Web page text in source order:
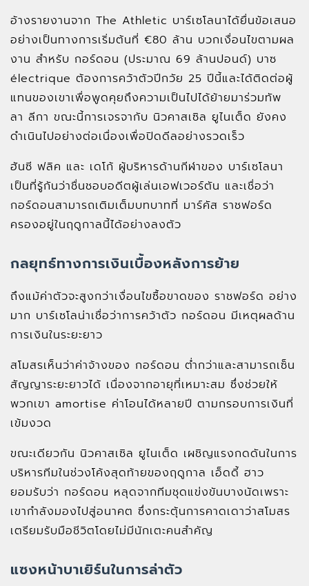
อ้างรายงานจาก The Athletic บาร์เซโลนาได้ยื่นข้อเสนอ
อย่างเป็นทางการเริ่มต้นที่ €80 ล้าน บวกเงื่อนไขตามผล
งาน สำหรับ กอร์ดอน (ประมาณ 69 ล้านปอนด์) บาซ
électrique ต้องการคว้าตัวปีกวัย 25 ปีนี้และได้ติดต่อผู้
แทนของเขาเพื่อพูดคุยถึงความเป็นไปได้ย้ายมาร่วมทัพ
ลา ลีกา ขณะนี้การเจรจากับ นิวคาสเซิล ยูไนเต็ด ยังคง
ดำเนินไปอย่างต่อเนื่องเพื่อปิดดีลอย่างรวดเร็ว
ฮันซี ฟลิค และ เดโก้ ผู้บริหารด้านกีฬาของ บาร์เซโลนา
เป็นที่รู้กันว่าชื่นชอบอดีตผู้เล่นเอฟเวอร์ตัน และเชื่อว่า
กอร์ดอนสามารถเติมเต็มบทบาทที่ มาร์คัส ราชฟอร์ด
ครองอยู่ในฤดูกาลนี้ได้อย่างลงตัว
กลยุทธ์ทางการเงินเบื้องหลังการย้าย
ถึงแม้ค่าตัวจะสูงกว่าเงื่อนไขซื้อขาดของ ราชฟอร์ด อย่าง
มาก บาร์เซโลน่าเชื่อว่าการคว้าตัว กอร์ดอน มีเหตุผลด้าน
การเงินในระยะยาว
สโมสรเห็นว่าค่าจ้างของ กอร์ดอน ต่ำกว่าและสามารถเซ็น
สัญญาระยะยาวได้ เนื่องจากอายุที่เหมาะสม ซึ่งช่วยให้
พวกเขา amortise ค่าโอนได้หลายปี ตามกรอบการเงินที่
เข้มงวด
ขณะเดียวกัน นิวคาสเซิล ยูไนเต็ด เผชิญแรงกดดันในการ
บริหารทีมในช่วงโค้งสุดท้ายของฤดูกาล เอ็ดดี้ ฮาว
ยอมรับว่า กอร์ดอน หลุดจากทีมชุดแข่งขันบางนัดเพราะ
เขากำลังมองไปสู่อนาคต ซึ่งกระตุ้นการคาดเดาว่าสโมสร
เตรียมรับมือชีวิตโดยไม่มีนักเตะคนสำคัญ
แซงหน้าบาเยิร์นในการล่าตัว